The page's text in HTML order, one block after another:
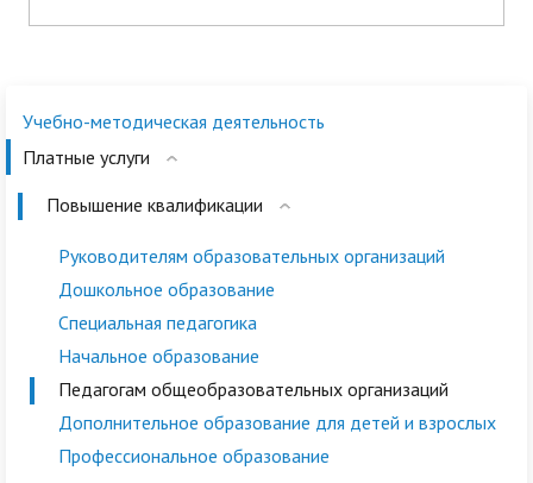
Учебно-методическая деятельность
Платные услуги
Повышение квалификации
Руководителям образовательных организаций
Дошкольное образование
Специальная педагогика
Начальное образование
Педагогам общеобразовательных организаций
Дополнительное образование для детей и взрослых
Профессиональное образование